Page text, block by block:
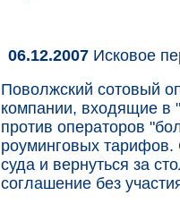
06.12.2007 Исковое
Поволжский сотовый
компании, входящие в
против операторов
роуминговых
суда и вернуться за
соглашение без